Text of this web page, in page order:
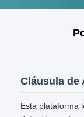
Cláusula de
Esta plataforma